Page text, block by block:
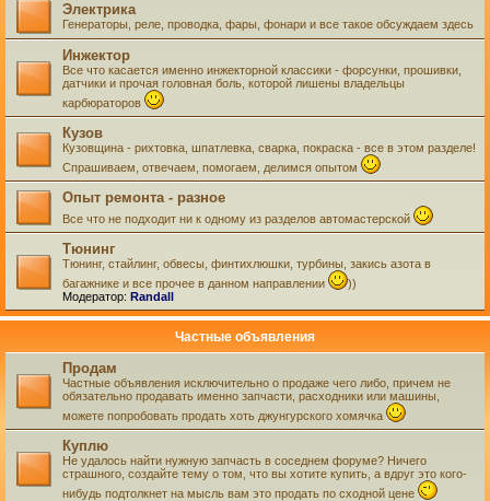
Электрика
Генераторы, реле, проводка, фары, фонари и все такое обсуждаем здесь
Инжектор
Все что касается именно инжекторной классики - форсунки, прошивки,
датчики и прочая головная боль, которой лишены владельцы
карбюраторов
Кузов
Кузовщина - рихтовка, шпатлевка, сварка, покраска - все в этом разделе!
Спрашиваем, отвечаем, помогаем, делимся опытом
Опыт ремонта - разное
Все что не подходит ни к одному из разделов автомастерской
Тюнинг
Тюнинг, стайлинг, обвесы, финтихлюшки, турбины, закись азота в
багажнике и все прочее в данном направлении
))
Модератор: Randall
Частные объявления
Продам
Частные объявления исключительно о продаже чего либо, причем не
обязательно продавать именно запчасти, расходники или машины,
можете попробовать продать хоть джунгурского хомячка
Куплю
Не удалось найти нужную запчасть в соседнем форуме? Ничего
страшного, создайте тему о том, что вы хотите купить, а вдруг это кого-
нибудь подтолкнет на мысль вам это продать по сходной цене